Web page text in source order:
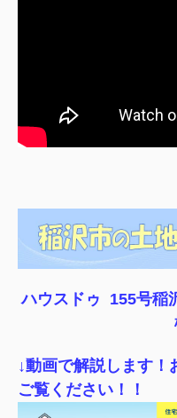
ハウスドゥ 155号稲
↓動画で解説します！
ご覧ください！！